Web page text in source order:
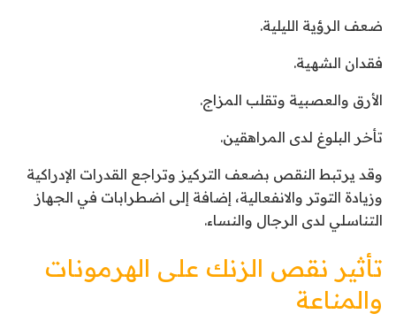
ضعف الرؤية الليلية.
فقدان الشهية.
الأرق والعصبية وتقلب المزاج.
تأخر البلوغ لدى المراهقين.
وقد يرتبط النقص بضعف التركيز وتراجع القدرات الإدراكية
وزيادة التوتر والانفعالية، إضافة إلى اضطرابات في الجهاز
التناسلي لدى الرجال والنساء.
تأثير نقص الزنك على الهرمونات
والمناعة